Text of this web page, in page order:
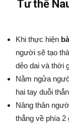
Tư thế
Khi thực hiện
người sẽ tạo
dẻo dai và thời
Nằm ngửa
hai tay duỗi
Nâng thân
thẳng về phía 2